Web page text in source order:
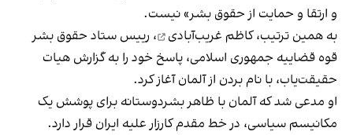
و ارتقا و حمایت از حقوق بشر» نیست.
به همین ترتیب،کاظم غریب‌آبادی
، رییس ستاد حقوق بشر
قوه قضاییه جمهوری اسلامی، پاسخ خود را به گزارش هیات
حقیقت‌یاب، با نام بردن از آلمان آغاز کرد.
او مدعی شد که آلمان با ظاهر بشردوستانه برای پوشش یک
مکانیسم سیاسی، در خط مقدم کارزار علیه ایران قرار دارد.